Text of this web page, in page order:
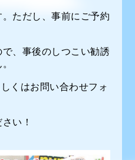
ただし、事前にご予約
、事後のしつこい勧誘
くはお問い合わせフォ
い！